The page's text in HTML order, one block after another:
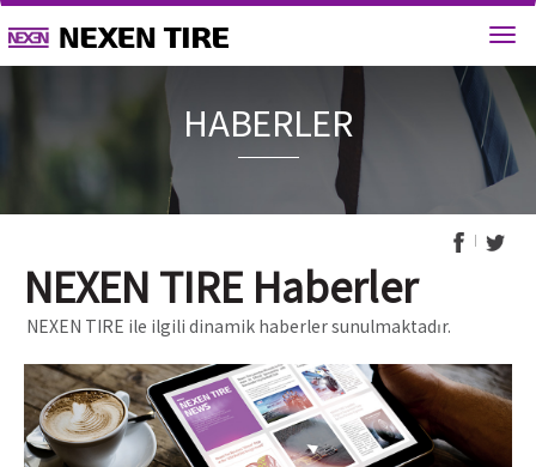
NEXEN TIRE Haberler
NEXEN TIRE ile ilgili dinamik haberler sunulmaktadır.